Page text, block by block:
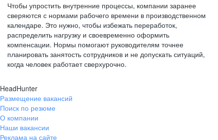
Чтобы упростить внутренние процессы, компании заранее
сверяются с нормами рабочего времени в производственном
календаре. Это нужно, чтобы избежать переработок,
распределить нагрузку и своевременно оформить
компенсации. Нормы помогают руководителям точнее
планировать занятость сотрудников и не допускать ситуаций,
когда человек работает сверхурочно.
HeadHunter
Размещение вакансий
Поиск по резюме
О компании
Наши вакансии
Реклама на сайте